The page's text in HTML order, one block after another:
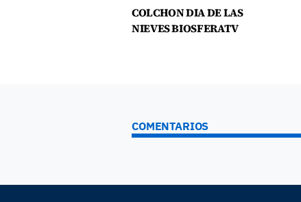
COLCHON DIA DE LAS
NIEVES BIOSFERATV
COMENTARIOS